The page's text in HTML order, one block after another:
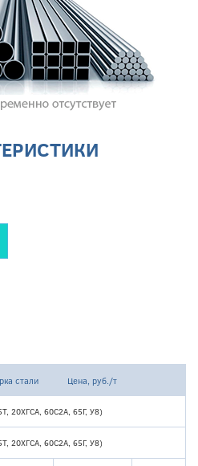
стали Цена, руб./т
20ХГСА, 60С2А, 65Г, У8)
20ХГСА, 60С2А, 65Г, У8)